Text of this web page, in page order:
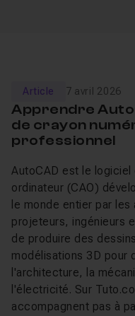
Article 7 avril 2026
Apprendre
de crayon
professionnel
AutoCAD est le
ordinateur (CAO)
le monde entier par
projeteurs, ingénieurs
de produire des
modélisations 3D pour
l'architecture, la
l'électricité. Sur
accompagnent pas à